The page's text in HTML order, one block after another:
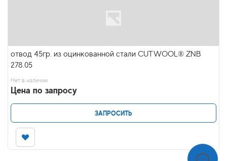
отвод 45гр. из оцинкованной стали CUTWOOL® ZNB
278.05
Нет в наличии
Цена по запросу
ЗАПРОСИТЬ